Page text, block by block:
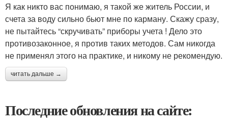
Я как никто вас понимаю, я такой же житель России, и
счета за воду сильно бьют мне по карману. Скажу сразу,
не пытайтесь “скручивать” приборы учета ! Дело это
противозаконное, я против таких методов. Сам никогда
не применял этого на практике, и никому не рекомендую.
читать дальше →
Последние обновления на сайте: